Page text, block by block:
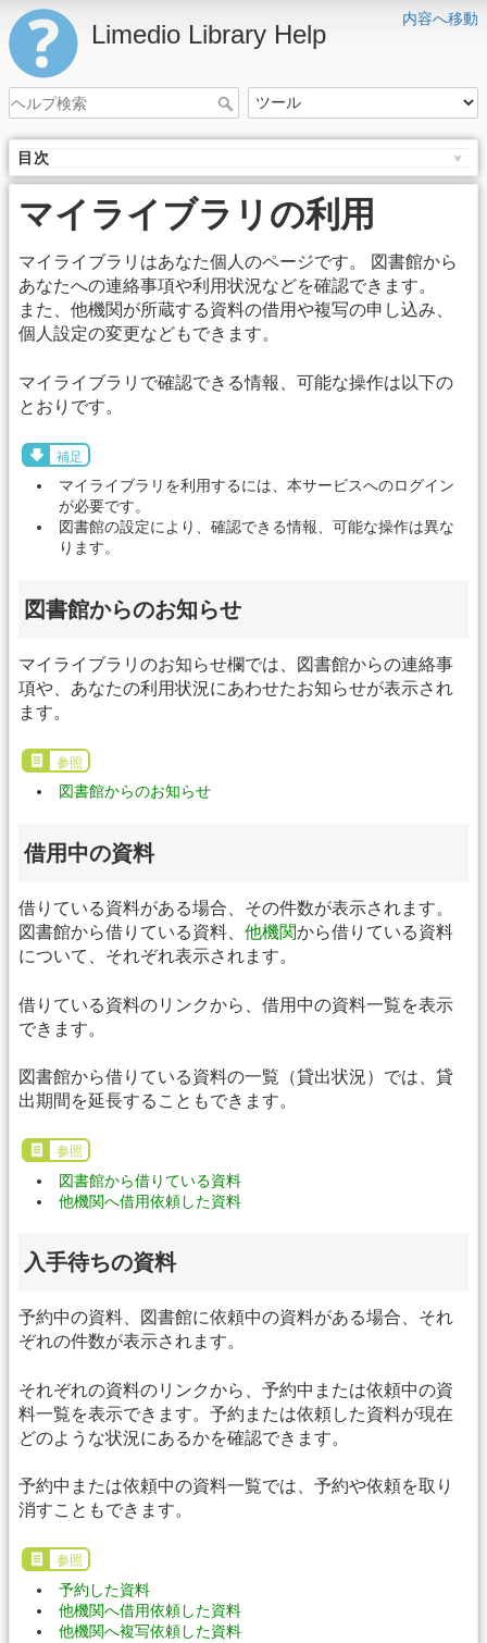
内容へ移動
Limedio Library Help
目次
マイライブラリの利用
マイライブラリはあなた個人のページです。 図書館から
あなたへの連絡事項や利用状況などを確認できます。
また、他機関が所蔵する資料の借用や複写の申し込み、
個人設定の変更などもできます。
マイライブラリで確認できる情報、可能な操作は以下の
とおりです。
補足
マイライブラリを利用するには、本サービスへのログイン
が必要です。
図書館の設定により、確認できる情報、可能な操作は異な
ります。
図書館からのお知らせ
マイライブラリのお知らせ欄では、図書館からの連絡事
項や、あなたの利用状況にあわせたお知らせが表示され
ます。
参照
図書館からのお知らせ
借用中の資料
借りている資料がある場合、その件数が表示されます。
図書館から借りている資料、 他機関から借りている資料
について、それぞれ表示されます。
借りている資料のリンクから、借用中の資料一覧を表示
できます。
図書館から借りている資料の一覧（貸出状況）では、貸
出期間を延長することもできます。
参照
図書館から借りている資料
他機関へ借用依頼した資料
入手待ちの資料
予約中の資料、図書館に依頼中の資料がある場合、それ
ぞれの件数が表示されます。
それぞれの資料のリンクから、予約中または依頼中の資
料一覧を表示できます。予約または依頼した資料が現在
どのような状況にあるかを確認できます。
予約中または依頼中の資料一覧では、予約や依頼を取り
消すこともできます。
参照
予約した資料
他機関へ借用依頼した資料
他機関へ複写依頼した資料